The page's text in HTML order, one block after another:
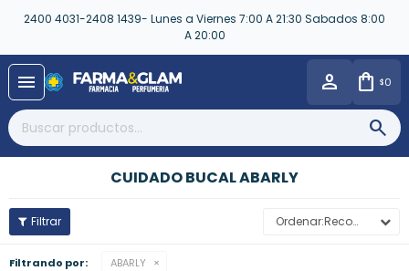
2400 4031-2408 1439- Lunes a Viernes 7:00 A 21:30 Sabados 8:00
A 20:00
menu $0
CUIDADO BUCAL ABARLY
Recomendados
Filtrando por: ABARLY